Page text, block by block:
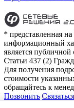
* представленная
информационный
является
Статьи 437 (2)
Для получения
стоимости
обращайтесь к
Позвонить Связаться